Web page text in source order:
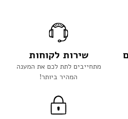
שירות לקוחות
מתחייבים לתת לכם את המענה
המהיר ביותר!